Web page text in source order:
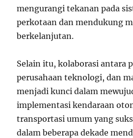
mengurangi tekanan pada
perkotaan dan mendukung
berkelanjutan.
Selain itu, kolaborasi antara
perusahaan teknologi, dan
menjadi kunci dalam
implementasi kendaraan
transportasi umum yang
dalam beberapa dekade